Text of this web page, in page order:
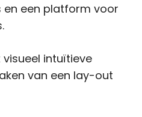
een platform voor
intuïtieve
van een lay-out